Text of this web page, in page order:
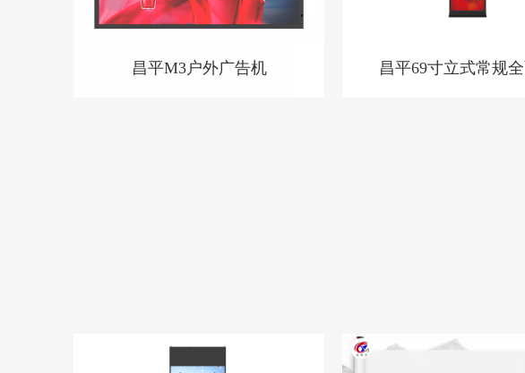
昌平M3户外广告机 昌平69寸立式常规